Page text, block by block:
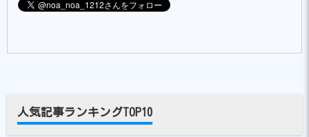
人気記事ランキングTOP10